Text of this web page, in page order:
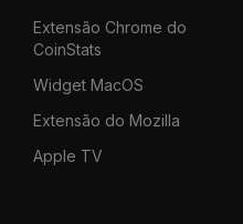
Extensão Chrome do
CoinStats
Widget MacOS
Extensão do Mozilla
Apple TV